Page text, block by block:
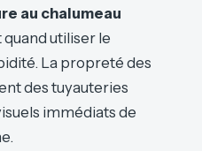
au chalumeau
utiliser le
La propreté des
des tuyauteries
immédiats de